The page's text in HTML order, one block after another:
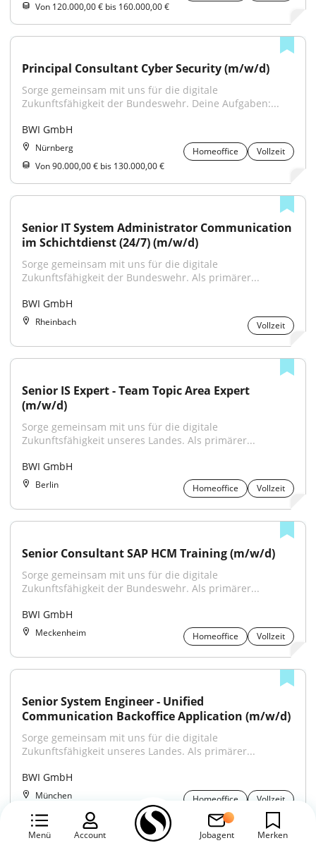
Von 120.000,00 € bis 160.000,00 €
Principal Consultant Cyber Security (m/w/d)
Sorge gemeinsam mit uns für die digitale
Zukunftsfähigkeit der Bundeswehr. Deine Aufgaben:...
BWI GmbH
Nürnberg Homeoffice
Vollzeit
Von 90.000,00 € bis 130.000,00 €
Senior IT System Administrator Communication
im Schichtdienst (24/7) (m/w/d)
Sorge gemeinsam mit uns für die digitale
Zukunftsfähigkeit der Bundeswehr. Als primärer...
BWI GmbH
Rheinbach Vollzeit
Senior IS Expert - Team Topic Area Expert
(m/w/d)
Sorge gemeinsam mit uns für die digitale
Zukunftsfähigkeit unseres Landes. Als primärer...
BWI GmbH
Berlin Homeoffice Vollzeit
Senior Consultant SAP HCM Training (m/w/d)
Sorge gemeinsam mit uns für die digitale
Zukunftsfähigkeit der Bundeswehr. Als primärer...
BWI GmbH
Meckenheim Homeoffice Vollzeit
Senior System Engineer - Unified
Communication Backoffice Application (m/w/d)
Sorge gemeinsam mit uns für die digitale
Zukunftsfähigkeit unseres Landes. Als primärer...
BWI GmbH
München Homeoffice Vollzeit
Menü Account Jobagent Merken